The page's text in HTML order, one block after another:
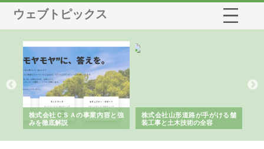
ウェブトピックス
株式会社ＣＳＡの事業内容と強
みを徹底解説
株式会社山形道路が手がける舗
装工事と土木技術の全容